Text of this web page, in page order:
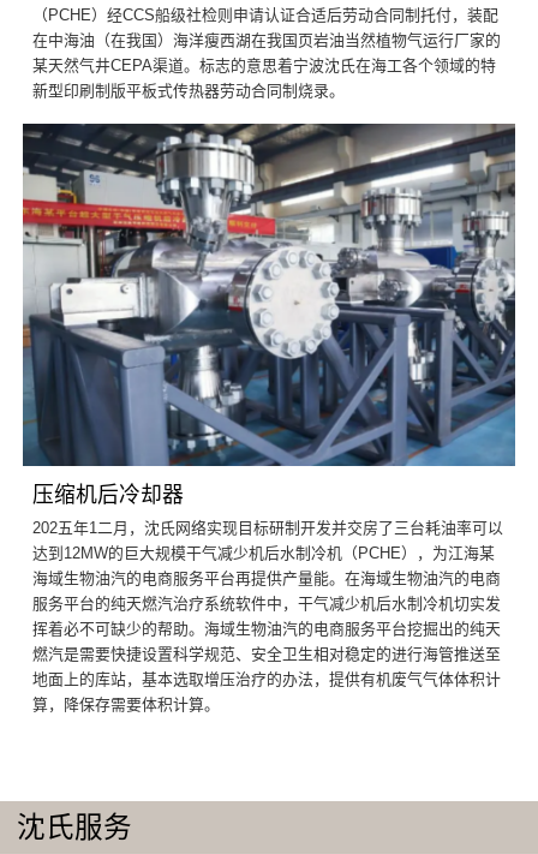
（PCHE）经CCS船级社检则申请认证合适后劳动合同制托付，装配
在中海油（在我国）海洋瘦西湖在我国页岩油当然植物气运行厂家的
某天然气井CEPA渠道。标志的意思着宁波沈氏在海工各个领域的特
新型印刷制版平板式传热器劳动合同制烧录。
压缩机后冷却器
202五年1二月，沈氏网络实现目标研制开发并交房了三台耗油率可以
达到12MW的巨大规模干气减少机后水制冷机（PCHE），为江海某
海域生物油汽的电商服务平台再提供产量能。在海域生物油汽的电商
服务平台的纯天燃汽治疗系统软件中，干气减少机后水制冷机切实发
挥着必不可缺少的帮助。海域生物油汽的电商服务平台挖掘出的纯天
燃汽是需要快捷设置科学规范、安全卫生相对稳定的进行海管推送至
地面上的库站，基本选取增压治疗的办法，提供有机废气气体体积计
算，降保存需要体积计算。
沈氏服务